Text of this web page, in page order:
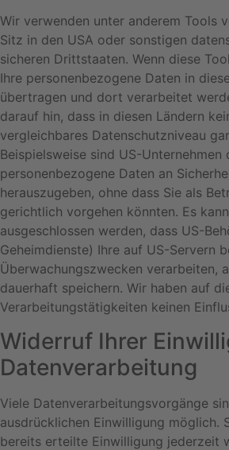
Wir verwenden unter anderem Tools
Sitz in den USA oder sonstigen
sicheren Drittstaaten. Wenn diese
Ihre personenbezogene Daten in
übertragen und dort verarbeitet
darauf hin, dass in diesen Ländern
vergleichbares Datenschutzniveau
Beispielsweise sind US-
personenbezogene Daten an
herauszugeben, ohne dass Sie als
gerichtlich vorgehen könnten. Es
ausgeschlossen werden, dass US-
Geheimdienste) Ihre auf US-Servern
Überwachungszwecken verarbeiten,
dauerhaft speichern. Wir haben auf
Verarbeitungstätigkeiten keinen
Widerruf Ihrer
Datenverarbeitung
Viele Datenverarbeitungsvorgänge
ausdrücklichen Einwilligung möglich.
bereits erteilte Einwilligung jederzeit